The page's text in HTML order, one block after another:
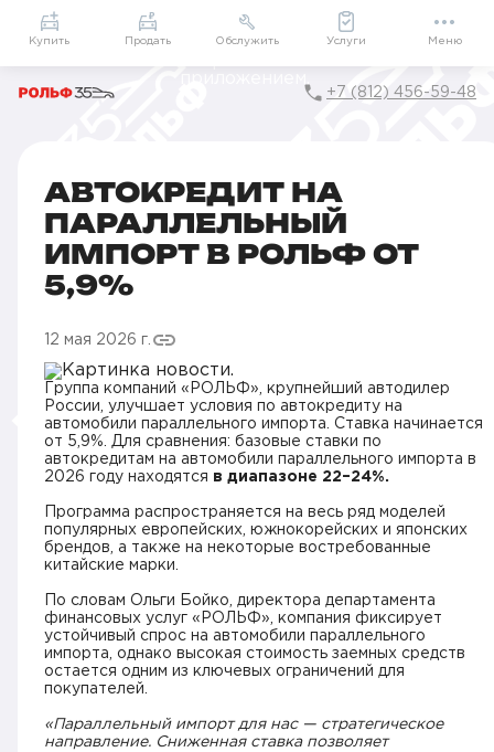
Приложение
Мой РОЛЬФ
Подарки внутри
+7 (812) 456-59-48
АВТОКРЕДИТ НА
ПАРАЛЛЕЛЬНЫЙ
ИМПОРТ В РОЛЬФ ОТ
5,9%
12 мая 2026 г.
Группа компаний «РОЛЬФ», крупнейший автодилер
России, улучшает условия по автокредиту на
автомобили параллельного импорта. Ставка начинается
от 5,9%. Для сравнения: базовые ставки по
автокредитам на автомобили параллельного импорта в
2026 году находятся в диапазоне 22–24%.
Программа распространяется на весь ряд моделей
популярных европейских, южнокорейских и японских
брендов, а также на некоторые востребованные
китайские марки.
По словам Ольги Бойко, директора департамента
финансовых услуг «РОЛЬФ», компания фиксирует
устойчивый спрос на автомобили параллельного
импорта, однако высокая стоимость заемных средств
остается одним из ключевых ограничений для
покупателей.
«Параллельный импорт для нас — стратегическое
направление. Сниженная ставка позволяет
Купить Продать Обслужить Услуги Меню